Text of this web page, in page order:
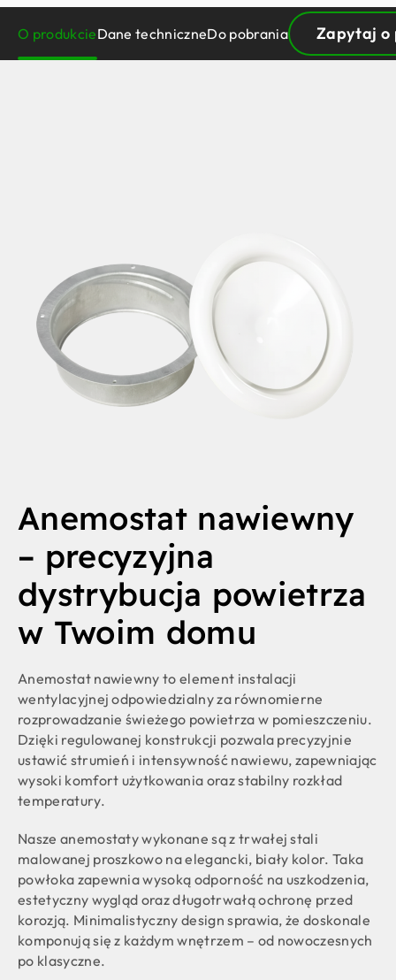
O produkcieDane techniczneDo pobrania Zapytaj o
Anemostat nawiewny
– precyzyjna
dystrybucja powietrza
w Twoim domu
Anemostat nawiewny to element instalacji
wentylacyjnej odpowiedzialny za równomierne
rozprowadzanie świeżego powietrza w pomieszczeniu.
Dzięki regulowanej konstrukcji pozwala precyzyjnie
ustawić strumień i intensywność nawiewu, zapewniając
wysoki komfort użytkowania oraz stabilny rozkład
temperatury.
Nasze anemostaty wykonane są z trwałej stali
malowanej proszkowo na elegancki, biały kolor. Taka
powłoka zapewnia wysoką odporność na uszkodzenia,
estetyczny wygląd oraz długotrwałą ochronę przed
korozją. Minimalistyczny design sprawia, że doskonale
komponują się z każdym wnętrzem – od nowoczesnych
po klasyczne.